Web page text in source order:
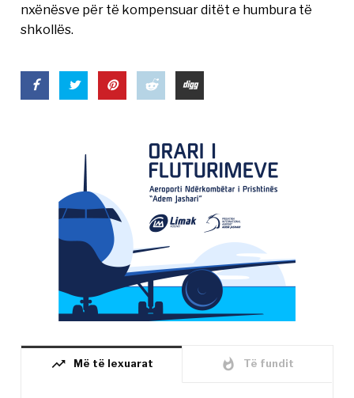
nxënësve për të kompensuar ditët e humbura të
shkollës.
trending_up Më të lexuarat whatshot Të fundit